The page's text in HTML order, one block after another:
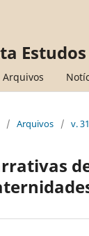
Arquivos
/ Arquivos / v.